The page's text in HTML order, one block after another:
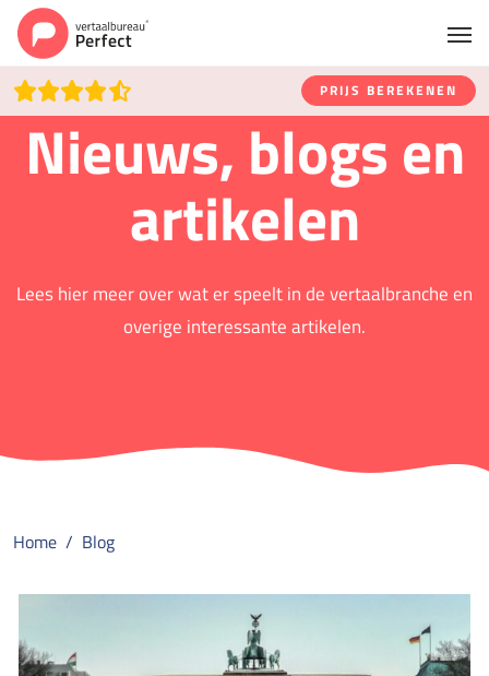
PRIJS BEREKENEN
Nieuws, blogs en
artikelen
Lees hier meer over wat er speelt in de vertaalbranche en
overige interessante artikelen.
Home Blog